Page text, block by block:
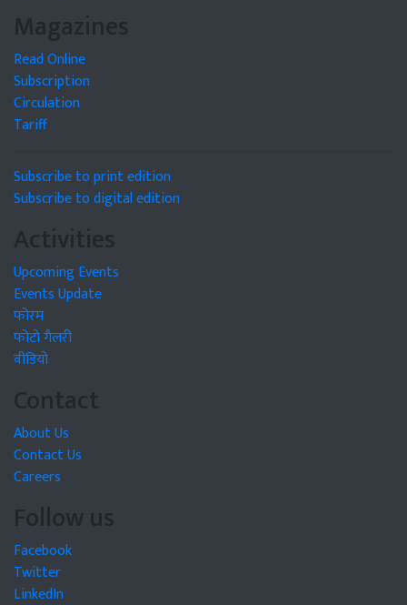
Magazines
Read Online
Subscription
Circulation
Tariff
Subscribe to print edition
Subscribe to digital edition
Activities
Upcoming Events
Events Update
फोरम
फोटो गैलरी
वीडियो
Contact
About Us
Contact Us
Careers
Follow us
Facebook
Twitter
LinkedIn